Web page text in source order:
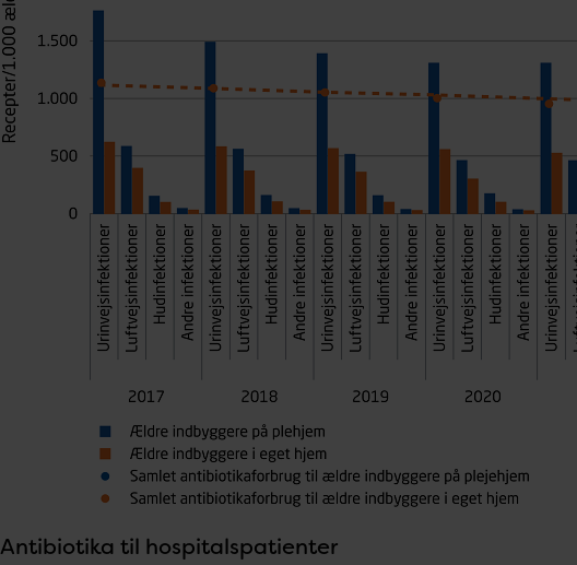
Antibiotika til hospitalspatienter